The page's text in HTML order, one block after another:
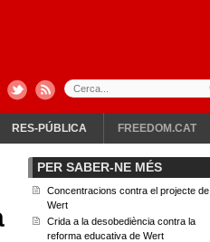
RES-PÚBLICA FREEDOM.CAT
PER SABER-NE MÉS
Concentracions contra el projecte de
Wert
Crida a la desobediència contra la
reforma educativa de Wert